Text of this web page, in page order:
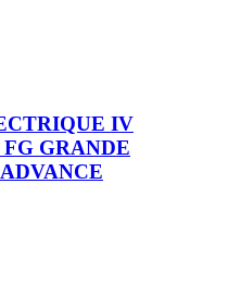
IV
GRANDE